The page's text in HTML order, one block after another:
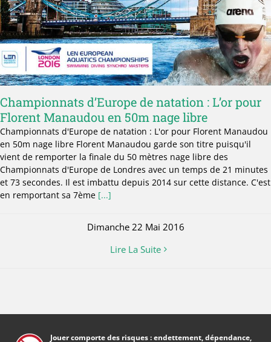
Bookmakers 2026 ANJ
Outils parieurs
Événements sportifs
Guides parieur débutant
Actualité
Championnats d’Europe de natation : L’or pour
Florent Manaudou en 50m nage libre
Championnats d'Europe de natation : L'or pour Florent Manaudou
en 50m nage libre Florent Manaudou garde son titre puisqu'il
vient de remporter la finale du 50 mètres nage libre des
Championnats d'Europe de Londres avec un temps de 21 minutes
et 73 secondes. Il est imbattu depuis 2014 sur cette distance. C'est
en remportant sa 7ème [...]
Dimanche 22 Mai 2016
Lire La Suite
Jouer comporte des risques : endettement, dépendance,